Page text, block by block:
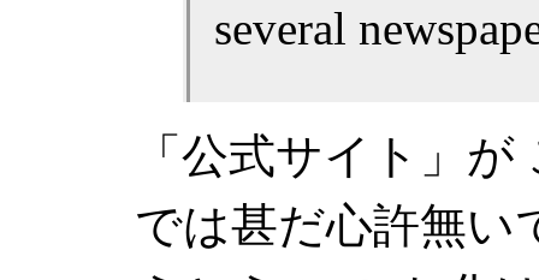
several
「公式サイト」
では甚だ心許無い